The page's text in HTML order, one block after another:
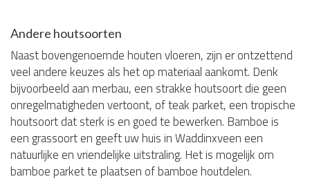
Andere houtsoorten
Naast bovengenoemde houten vloeren, zijn er ontzettend
veel andere keuzes als het op materiaal aankomt. Denk
bijvoorbeeld aan merbau, een strakke houtsoort die geen
onregelmatigheden vertoont, of teak parket, een tropische
houtsoort dat sterk is en goed te bewerken. Bamboe is
een grassoort en geeft uw huis in Waddinxveen een
natuurlijke en vriendelijke uitstraling. Het is mogelijk om
bamboe parket te plaatsen of bamboe houtdelen.